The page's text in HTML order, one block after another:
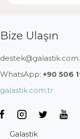
Bize Ulaşın
WhatsApp: +90 506
galastik.com.tr
Galastik